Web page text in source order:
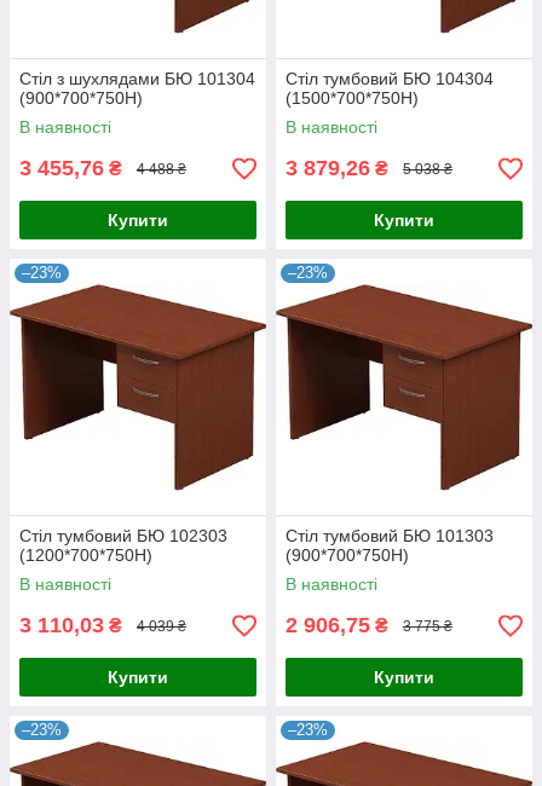
Стіл з шухлядами БЮ 101304
(900*700*750Н)
В наявності
3 455,76 ₴ 4 488 ₴
Купити
Стіл тумбовий БЮ 104304
(1500*700*750Н)
В наявності
3 879,26 ₴ 5 038 ₴
Купити
–23%
Стіл тумбовий БЮ 102303
(1200*700*750Н)
В наявності
3 110,03 ₴ 4 039 ₴
Купити
–23%
Стіл тумбовий БЮ 101303
(900*700*750Н)
В наявності
2 906,75 ₴ 3 775 ₴
Купити
–23% –23%